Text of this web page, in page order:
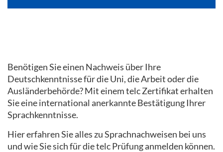
Benötigen Sie einen Nachweis über Ihre
Deutschkenntnisse für die Uni, die Arbeit oder die
Ausländerbehörde? Mit einem telc Zertifikat erhalten
Sie eine international anerkannte Bestätigung Ihrer
Sprachkenntnisse.
Hier erfahren Sie alles zu Sprachnachweisen bei uns
und wie Sie sich für die telc Prüfung anmelden können.